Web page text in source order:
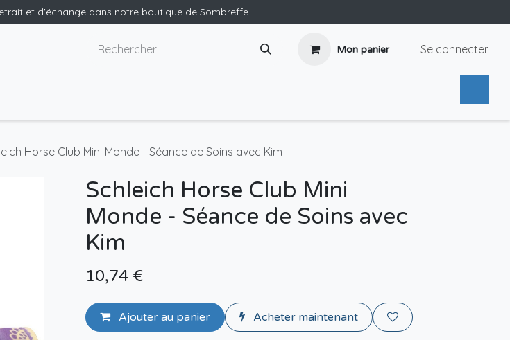
et d'échange dans notre boutique de Sombreffe.
Mon panier Se connecter
Horse Club Mini Monde - Séance de Soins avec Kim
Schleich Horse Club Mini
Monde - Séance de Soins avec
Kim
10,74 €
Ajouter au panier Acheter maintenant